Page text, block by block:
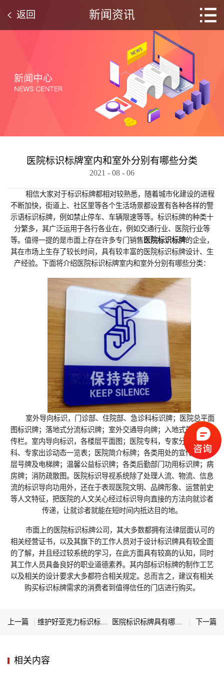
新闻资讯
返回
医院标识标牌室内和室外分别有哪些分类
2021 - 08 - 06
相信大家对于标识标牌都相对较熟悉，随着城市化建设的进程
不断加快，街道上、社区里等各个生活场景都设置有各种各样的警
示语标识标牌，例如禁止停车、车辆限速等等。标识标牌的种类十
分繁多，其广泛运用于各行各业在，例如交通行业、医院行业等
等。值得一提的是市面上存在许多专门销售 医院标识标牌的企业，
其在市场上生存了较长时间，具有较丰富的医院标识标牌设计、生
产经验。下面将介绍医院标识标牌室内和室外分别有哪些分类：
室外导向标识，门诊部、住院部、急诊科标识牌；医院总平面
图标识牌；落地式分流标识牌；室外交通导向牌；入地式带顶棚宣
传栏。室内导向标识，各楼层平面图；医院专科，专家分绍牌；专
科、专家出诊动态一览表；医院简介标牌；各类用处的宣传栏；楼
层号牌及电梯牌；温馨公益标识牌；各类后勤部门功用标识牌；病
房牌；消防疏散图。医院标识导视系统除了处理人流、物流、信息
流的标识导向功用外，还在于表现医院文明、品牌形象、运营前史
等人文特征，把医院的人文关心经过标识导向直接的方法向就诊者
传递，让就诊者就能在短时间内抵达目的地。
市面上的医院标识标牌公司，其大多数都拥有法律层面认可的
相关经营证书，以及其旗下的工作人员对于设计标识牌具有较全面
的了解，并且经过较系统的学习，在此方面具有较高的认知，同时
其工作人员具备良好的职业道德素养。其内部标识标牌的制作工艺
以及相关的设计要求大多都符合相关规定。总而言之，建议有相关
购买标识标牌需求的消费者到值得信任的门店进行购买。
上一篇 维护好亚克力标识标牌应该注意哪些方面？ 下一篇
相关内容